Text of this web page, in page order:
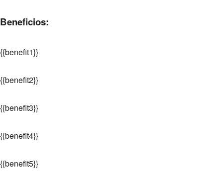
Beneficios:
{{benefit1}}
{{benefit2}}
{{benefit3}}
{{benefit4}}
{{benefit5}}